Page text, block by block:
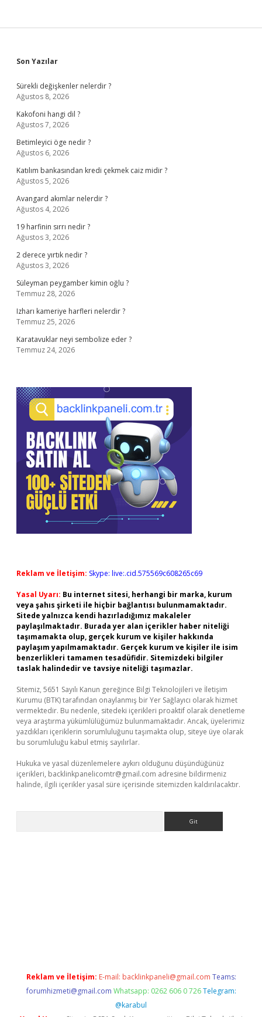
Sidebar
Son Yazılar
Sürekli değişkenler nelerdir ?
Ağustos 8, 2026
Kakofoni hangi dil ?
Ağustos 7, 2026
Betimleyici öge nedir ?
Ağustos 6, 2026
Katılım bankasından kredi çekmek caiz midir ?
Ağustos 5, 2026
Avangard akımlar nelerdir ?
Ağustos 4, 2026
19 harfinin sırrı nedir ?
Ağustos 3, 2026
2 derece yırtık nedir ?
Ağustos 3, 2026
Süleyman peygamber kimin oğlu ?
Temmuz 28, 2026
Izharı kameriye harfleri nelerdir ?
Temmuz 25, 2026
Karatavuklar neyi sembolize eder ?
Temmuz 24, 2026
Reklam ve İletişim: Skype: live:.cid.575569c608265c69
Yasal Uyarı: Bu internet sitesi, herhangi bir marka, kurum
veya şahıs şirketi ile hiçbir bağlantısı bulunmamaktadır.
Sitede yalnızca kendi hazırladığımız makaleler
paylaşılmaktadır. Burada yer alan içerikler haber niteliği
taşımamakta olup, gerçek kurum ve kişiler hakkında
paylaşım yapılmamaktadır. Gerçek kurum ve kişiler ile isim
benzerlikleri tamamen tesadüfidir. Sitemizdeki bilgiler
taslak halindedir ve tavsiye niteliği taşımazlar.
Sitemiz, 5651 Sayılı Kanun gereğince Bilgi Teknolojileri ve İletişim
Kurumu (BTK) tarafından onaylanmış bir Yer Sağlayıcı olarak hizmet
vermektedir. Bu nedenle, sitedeki içerikleri proaktif olarak denetleme
veya araştırma yükümlülüğümüz bulunmamaktadır. Ancak, üyelerimiz
yazdıkları içeriklerin sorumluluğunu taşımakta olup, siteye üye olarak
bu sorumluluğu kabul etmiş sayılırlar.
Hukuka ve yasal düzenlemelere aykırı olduğunu düşündüğünüz
içerikleri, backlinkpanelicomtr@gmail.com adresine bildirmeniz
halinde, ilgili içerikler yasal süre içerisinde sitemizden kaldırılacaktır.
Reklam ve İletişim: E-mail: backlinkpaneli@gmail.com Teams:
forumhizmeti@gmail.com Whatsapp: 0262 606 0 726 Telegram:
@karabul